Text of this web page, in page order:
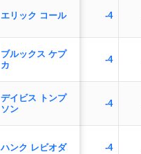
エリック コール
ブルックス ケプ
カ
デイビス トンプ
ソン
ハンク レビオダ
-4
-4
-4
-4